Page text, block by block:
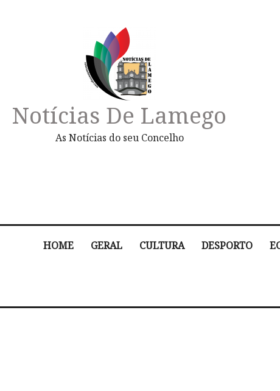
Notícias De Lamego
As Notícias do seu Concelho
HOME GERAL CULTURA DESPORTO